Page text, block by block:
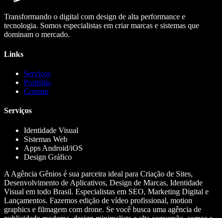
Transformando o digital com design de alta performance e
tecnologia. Somos especialistas em criar marcas e sistemas que
dominam o mercado.
Links
Serviços
Portfólio
Contato
Serviços
Identidade Visual
Sistemas Web
Apps Android/iOS
Design Gráfico
A Agência Gênios é sua parceira ideal para Criação de Sites,
Desenvolvimento de Aplicativos, Design de Marcas, Identidade
Visual em todo Brasil. Especialistas em SEO, Marketing Digital e
Lançamentos. Fazemos edição de vídeo profissional, motion
graphics e filmagem com drone. Se você busca uma agência de